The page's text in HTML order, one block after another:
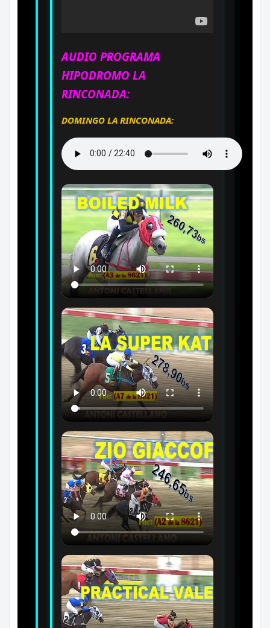
AUDIO PROGRAMA
HIPODROMO LA
RINCONADA:
DOMINGO LA RINCONADA: